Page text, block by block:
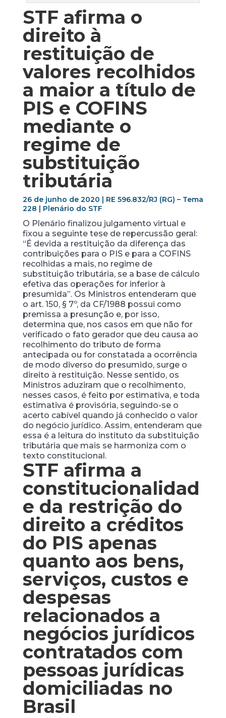
STF afirma o
direito à
restituição de
valores recolhidos
a maior a título de
PIS e COFINS
mediante o
regime de
substituição
tributária
26 de junho de 2020 | RE 596.832/RJ (RG) – Tema
228 | Plenário do STF
O Plenário finalizou julgamento virtual e
fixou a seguinte tese de repercussão geral:
“É devida a restituição da diferença das
contribuições para o PIS e para a COFINS
recolhidas a mais, no regime de
substituição tributária, se a base de cálculo
efetiva das operações for inferior à
presumida”. Os Ministros entenderam que
o art. 150, § 7º, da CF/1988 possui como
premissa a presunção e, por isso,
determina que, nos casos em que não for
verificado o fato gerador que deu causa ao
recolhimento do tributo de forma
antecipada ou for constatada a ocorrência
de modo diverso do presumido, surge o
direito à restituição. Nesse sentido, os
Ministros aduziram que o recolhimento,
nesses casos, é feito por estimativa, e toda
estimativa é provisória, seguindo-se o
acerto cabível quando já conhecido o valor
do negócio jurídico. Assim, entenderam que
essa é a leitura do instituto da substituição
tributária que mais se harmoniza com o
texto constitucional.
STF afirma a
constitucionalidad
e da restrição do
direito a créditos
do PIS apenas
quanto aos bens,
serviços, custos e
despesas
relacionados a
negócios jurídicos
contratados com
pessoas jurídicas
domiciliadas no
Brasil